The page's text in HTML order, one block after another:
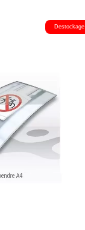
Destockage